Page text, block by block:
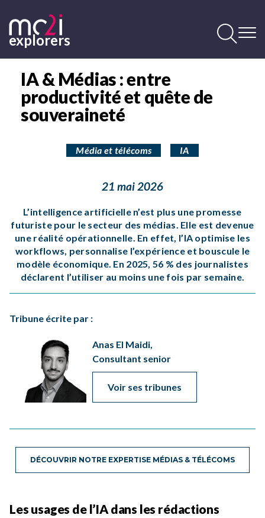
principal
explorers
Contenu
principalIA & Médias : entre
productivité et quête de
souveraineté
Média et télécoms IA
21 mai 2026
L’intelligence artificielle n’est plus une promesse
futuriste pour le secteur des médias. Elle est devenue
une réalité opérationnelle. En effet, l’IA optimise les
workflows, personnalise l’expérience et bouscule le
modèle économique. En 2025, 56 % des journalistes
déclarent l’utiliser au moins une fois par semaine.
Tribune écrite par :
Anas El Maidi,
Consultant senior
Voir ses tribunes
DÉCOUVRIR NOTRE EXPERTISE MÉDIAS & TÉLÉCOMS
Les usages de l’IA dans les rédactions